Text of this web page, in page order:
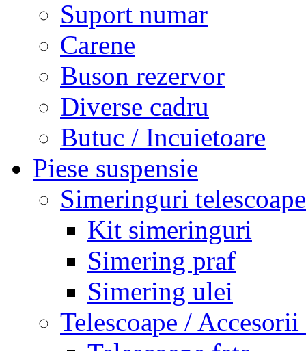
Suport numar
Carene
Buson rezervor
Diverse cadru
Butuc / Incuietoare
Piese suspensie
Simeringuri telescoape
Kit simeringuri
Simering praf
Simering ulei
Telescoape / Accesorii